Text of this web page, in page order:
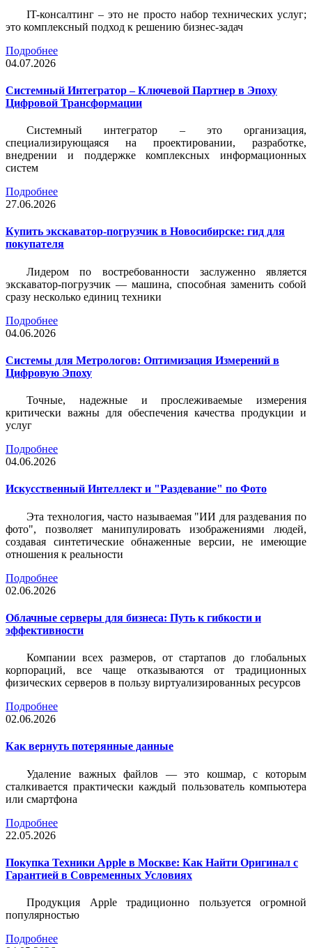
IT-консалтинг – это не просто набор технических услуг;
это комплексный подход к решению бизнес-задач
Подробнее
04.07.2026
Системный Интегратор – Ключевой Партнер в Эпоху
Цифровой Трансформации
Системный интегратор – это организация,
специализирующаяся на проектировании, разработке,
внедрении и поддержке комплексных информационных
систем
Подробнее
27.06.2026
Купить экскаватор-погрузчик в Новосибирске: гид для
покупателя
Лидером по востребованности заслуженно является
экскаватор-погрузчик — машина, способная заменить собой
сразу несколько единиц техники
Подробнее
04.06.2026
Системы для Метрологов: Оптимизация Измерений в
Цифровую Эпоху
Точные, надежные и прослеживаемые измерения
критически важны для обеспечения качества продукции и
услуг
Подробнее
04.06.2026
Искусственный Интеллект и "Раздевание" по Фото
Эта технология, часто называемая "ИИ для раздевания по
фото", позволяет манипулировать изображениями людей,
создавая синтетические обнаженные версии, не имеющие
отношения к реальности
Подробнее
02.06.2026
Облачные серверы для бизнеса: Путь к гибкости и
эффективности
Компании всех размеров, от стартапов до глобальных
корпораций, все чаще отказываются от традиционных
физических серверов в пользу виртуализированных ресурсов
Подробнее
02.06.2026
Как вернуть потерянные данные
Удаление важных файлов — это кошмар, с которым
сталкивается практически каждый пользователь компьютера
или смартфона
Подробнее
22.05.2026
Покупка Техники Apple в Москве: Как Найти Оригинал с
Гарантией в Современных Условиях
Продукция Apple традиционно пользуется огромной
популярностью
Подробнее